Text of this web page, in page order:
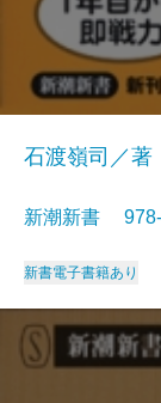
石渡嶺司／著
新潮新書
新書電子書籍あり